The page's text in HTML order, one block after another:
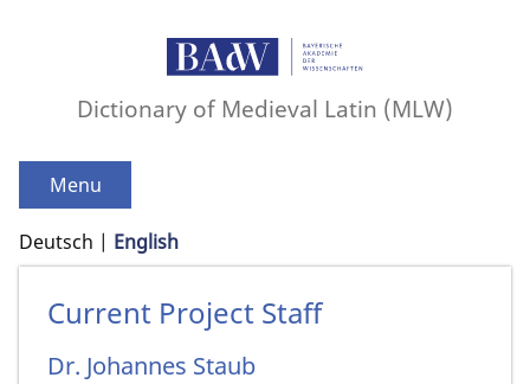
Dictionary of Medieval Latin (MLW)
Menu
Deutsch English
Current Project Staff
Dr. Johannes Staub